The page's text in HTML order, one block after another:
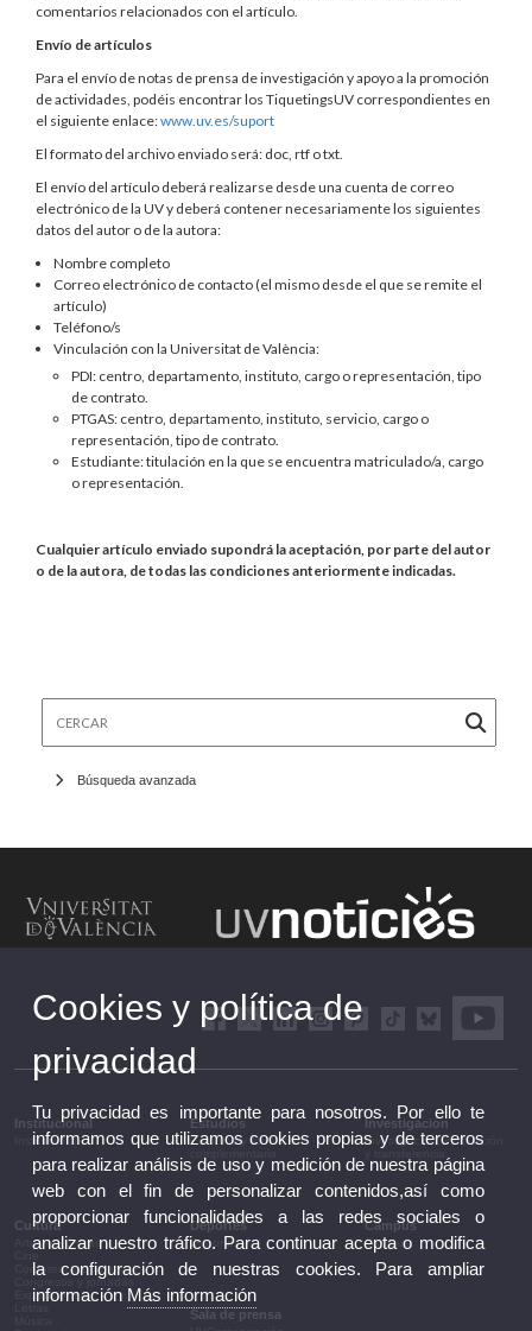
comentarios relacionados con el artículo.
Envío de artículos
Para el envío de notas de prensa de investigación y apoyo a la promoción
de actividades, podéis encontrar los TiquetingsUV correspondientes en
el siguiente enlace:www.uv.es/suport
El formato del archivo enviado será: doc, rtf o txt.
El envío del artículo deberá realizarse desde una cuenta de correo
electrónico de la UV y deberá contener necesariamente los siguientes
datos del autor o de la autora:
Nombre completo
Correo electrónico de contacto (el mismo desde el que se remite el
artículo)
Teléfono/s
Vinculación con la Universitat de València:
PDI: centro, departamento, instituto, cargo o representación, tipo
de contrato.
PTGAS: centro, departamento, instituto, servicio, cargo o
representación, tipo de contrato.
Estudiante: titulación en la que se encuentra matriculado/a, cargo
o representación.
Cualquier artículo enviado supondrá la aceptación, por parte del autor
o de la autora, de todas las condiciones anteriormente indicadas.
Búsqueda avanzada
Institucional
Institucional
Estudios
Estudios y formación
Investigación
Investigación, innovación
Cultura
Artes escénicas
Conferencias y debates
Congresos y jornadas
Exposiciones
Deportes
Deportes
Campus
Campus
Sala de prensa
Cookies y política de
privacidad
Tu privacidad es importante para nosotros. Por ello te
informamos que utilizamos cookies propias y de terceros
para realizar análisis de uso y medición de nuestra página
web con el fin de personalizar contenidos,así como
proporcionar funcionalidades a las redes sociales o
analizar nuestro tráfico. Para continuar acepta o modifica
la configuración de nuestras cookies. Para ampliar
información Más información